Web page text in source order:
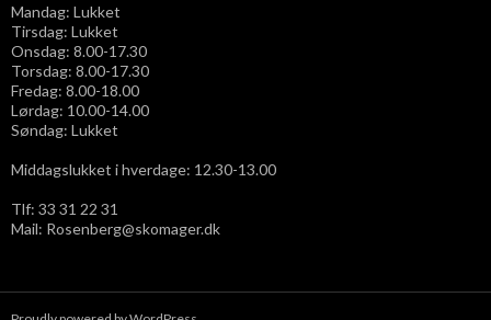
Mandag: Lukket
Tirsdag: Lukket
Onsdag: 8.00-17.30
Torsdag: 8.00-17.30
Fredag: 8.00-18.00
Lørdag: 10.00-14.00
Søndag: Lukket
Middagslukket i hverdage: 12.30-13.00
Tlf: 33 31 22 31
Mail: Rosenberg@skomager.dk